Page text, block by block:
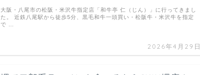
2026年4月29日
大阪・八尾市の松阪・米沢牛指定店「和牛亭 仁（じん）」に行ってきまし
た。 近鉄八尾駅から徒歩5分、黒毛和牛一頭買い・松阪牛・米沢牛を指定
で …